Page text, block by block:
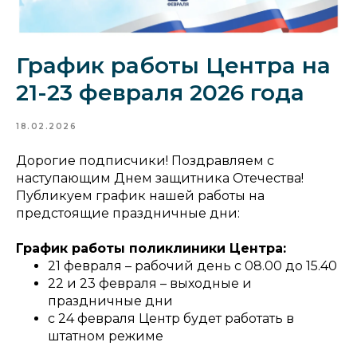
График работы Центра на
21-23 февраля 2026 года
18.02.2026
Дорогие подписчики! Поздравляем с
наступающим Днем защитника Отечества!
Публикуем график нашей работы на
предстоящие праздничные дни:
График работы поликлиники Центра:
21 февраля – рабочий день с 08.00 до 15.40
22 и 23 февраля – выходные и
праздничные дни
с 24 февраля Центр будет работать в
штатном режиме